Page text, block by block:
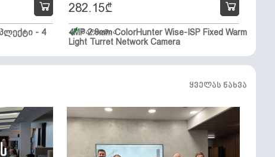
- 4
4MP 2.8mm ColorHunter Wise-ISP Fixed Warm
Light Turret Network Camera
282.15₾
მარაგშია
ყველას ნახვა